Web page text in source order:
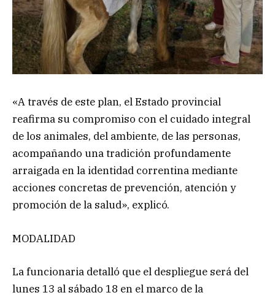
«A través de este plan, el Estado provincial
reafirma su compromiso con el cuidado integral
de los animales, del ambiente, de las personas,
acompañando una tradición profundamente
arraigada en la identidad correntina mediante
acciones concretas de prevención, atención y
promoción de la salud», explicó.
MODALIDAD
La funcionaria detalló que el despliegue será del
lunes 13 al sábado 18 en el marco de la